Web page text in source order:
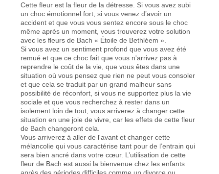
Cette fleur est la fleur de la détresse. Si vous avez subi
un choc émotionnel fort, si vous venez d’avoir un
accident et que vous vous sentez encore sous le choc
même après un moment, vous trouverez votre solution
avec les fleurs de Bach « Étoile de Bethléem ».
Si vous avez un sentiment profond que vous avez été
remué et que ce choc fait que vous n'arrivez pas à
reprendre le coût de la vie, que vous êtes dans une
situation où vous pensez que rien ne peut vous consoler
et que cela se traduit par un grand malheur sans
possibilité de réconfort, si vous ne supportez plus la vie
sociale et que vous recherchez à rester dans un
isolement loin de tout, vous arriverez à changer cette
situation en une joie de vivre, car les effets de cette fleur
de Bach changeront cela.
Vous arriverez à aller de l'avant et changer cette
mélancolie qui vous caractérise tant pour de l’entrain qui
sera bien ancré dans votre cœur. L’utilisation de cette
fleur de Bach est aussi la bienvenue chez les enfants
après des périodes difficiles comme un divorce ou